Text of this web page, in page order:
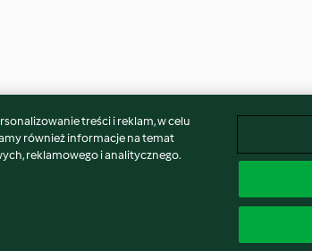
treści i reklam, w celu
również informacje na temat
reklamowego i analitycznego.